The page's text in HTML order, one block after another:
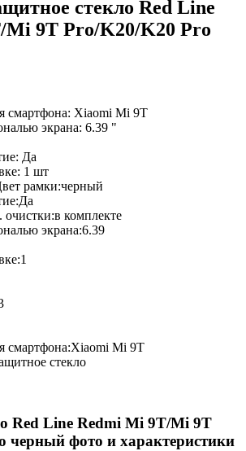
стекло Red Line
Mi 9T Pro/K20/K20 Pro
смартфона: Xiaomi Mi 9T
экрана: 6.39 "
Да
1 шт
рамки:черный
очистки:в комплекте
экрана:6.39
смартфона:Xiaomi Mi 9T
стекло
Red Line Redmi Mi 9T/Mi 9T
черный фото и характеристики